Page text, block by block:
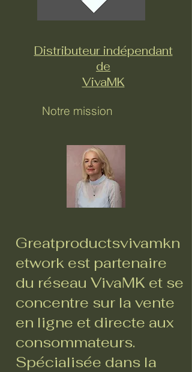
Distributeur indépendant
de
VivaMK
Notre mission
Greatproductsvivamkn
etwork est partenaire
du réseau VivaMK et se
concentre sur la vente
en ligne et directe aux
consommateurs.
Spécialisée dans la